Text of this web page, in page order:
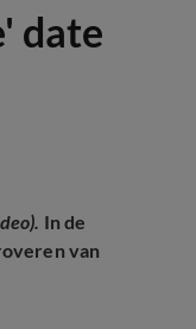
date
In de
van